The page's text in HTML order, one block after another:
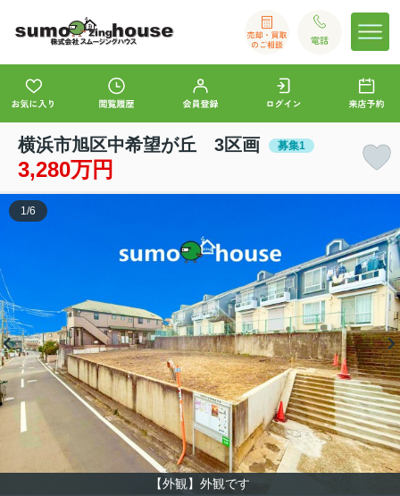
横浜市旭区中希望が丘 3区画 募集1
3,280万円
【外観】外観です
1/6